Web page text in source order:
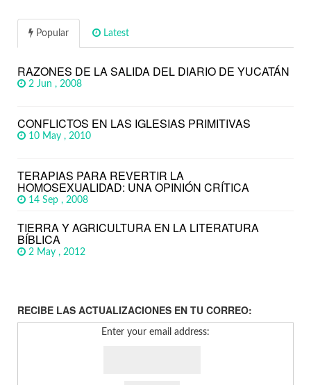
Popular Latest
RAZONES DE LA SALIDA DEL DIARIO DE YUCATÁN
2 Jun , 2008
CONFLICTOS EN LAS IGLESIAS PRIMITIVAS
10 May , 2010
TERAPIAS PARA REVERTIR LA
HOMOSEXUALIDAD: UNA OPINIÓN CRÍTICA
14 Sep , 2008
TIERRA Y AGRICULTURA EN LA LITERATURA
BÍBLICA
2 May , 2012
RECIBE LAS ACTUALIZACIONES EN TU CORREO:
Enter your email address: